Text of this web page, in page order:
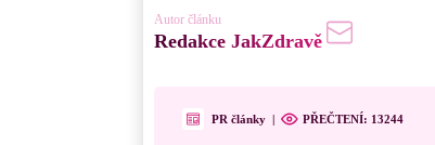
Autor článku
Redakce JakZdravě
PR články | PŘEČTENÍ: 13244